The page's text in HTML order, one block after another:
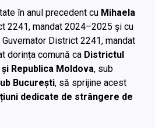
în anul precedent cu Mihaela
2241, mandat 2024–2025 și cu
Guvernator District 2241, mandat
dorința comună ca Districtul
Republica Moldova, sub
București, să sprijine acest
dedicate de strângere de